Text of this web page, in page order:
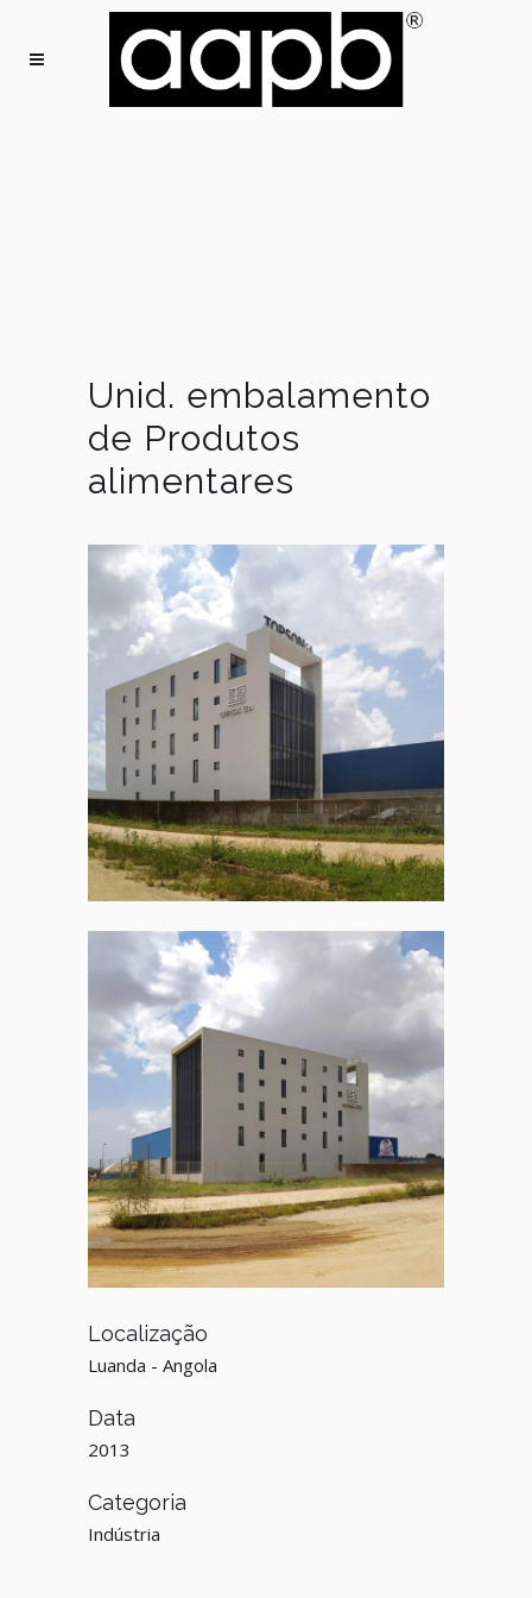
Unid. embalamento
de Produtos
alimentares
Localização
Luanda - Angola
Data
2013
Categoria
Indústria